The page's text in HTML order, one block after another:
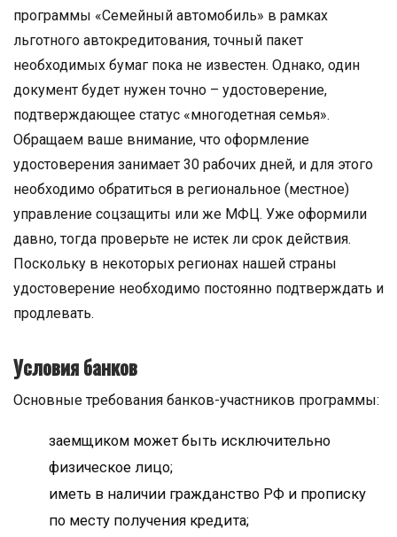
программы «Семейный автомобиль» в рамках
льготного автокредитования, точный пакет
необходимых бумаг пока не известен. Однако, один
документ будет нужен точно – удостоверение,
подтверждающее статус «многодетная семья».
Обращаем ваше внимание, что оформление
удостоверения занимает 30 рабочих дней, и для этого
необходимо обратиться в региональное (местное)
управление соцзащиты или же МФЦ. Уже оформили
давно, тогда проверьте не истек ли срок действия.
Поскольку в некоторых регионах нашей страны
удостоверение необходимо постоянно подтверждать и
продлевать.
Условия банков
Основные требования банков-участников программы:
заемщиком может быть исключительно
физическое лицо;
иметь в наличии гражданство РФ и прописку
по месту получения кредита;